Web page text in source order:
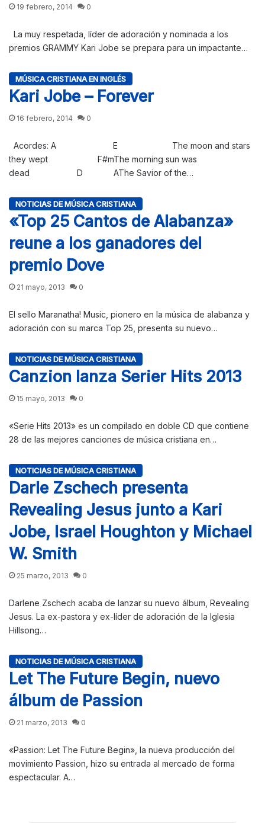
19 febrero, 2014 0
La muy respetada, líder de adoración y nominada a los
premios GRAMMY Kari Jobe se prepara para un impactante…
MÚSICA CRISTIANA EN INGLÉS
Kari Jobe – Forever
16 febrero, 2014 0
Acordes: A E The moon and stars
they wept F#mThe morning sun was
dead D AThe Savior of the…
NOTICIAS DE MÚSICA CRISTIANA
«Top 25 Cantos de Alabanza»
reune a los ganadores del
premio Dove
21 mayo, 2013 0
El sello Maranatha! Music, pionero en la música de alabanza y
adoración con su marca Top 25, presenta su nuevo…
NOTICIAS DE MÚSICA CRISTIANA
Canzion lanza Serier Hits 2013
15 mayo, 2013 0
«Serie Hits 2013» es un compilado en doble CD que contiene
28 de las mejores canciones de música cristiana en…
NOTICIAS DE MÚSICA CRISTIANA
Darle Zschech presenta
Revealing Jesus junto a Kari
Jobe, Israel Houghton y Michael
W. Smith
25 marzo, 2013 0
Darlene Zschech acaba de lanzar su nuevo álbum, Revealing
Jesus. La ex-pastora y ex-líder de adoración de la Iglesia
Hillsong…
NOTICIAS DE MÚSICA CRISTIANA
Let The Future Begin, nuevo
álbum de Passion
21 marzo, 2013 0
«Passion: Let The Future Begin», la nueva producción del
movimiento Passion, hizo su entrada al mercado de forma
espectacular. A…